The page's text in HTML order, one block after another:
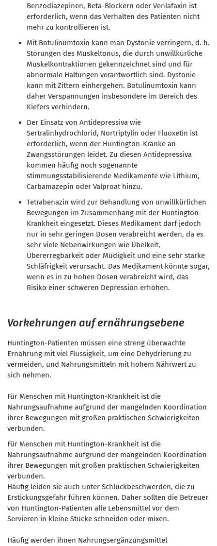
Benzodiazepinen, Beta-Blockern oder Venlafaxin ist
erforderlich, wenn das Verhalten des Patienten nicht
mehr zu kontrollieren ist.
Mit Botulinumtoxin kann man Dystonie verringern, d. h.
Störungen des Muskeltonus, die durch unwillkürliche
Muskelkontraktionen gekennzeichnet sind und für
abnormale Haltungen verantwortlich sind. Dystonie
kann mit Zittern einhergehen. Botulinumtoxin kann
daher Verspannungen insbesondere im Bereich des
Kiefers verhindern.
Der Einsatz von Antidepressiva wie
Sertralinhydrochlorid, Nortriptylin oder Fluoxetin ist
erforderlich, wenn der Huntington-Kranke an
Zwangsstörungen leidet. Zu diesen Antidepressiva
kommen häufig noch sogenannte
stimmungsstabilisierende Medikamente wie Lithium,
Carbamazepin oder Valproat hinzu.
Tetrabenazin wird zur Behandlung von unwillkürlichen
Bewegungen im Zusammenhang mit der Huntington-
Krankheit eingesetzt. Dieses Medikament darf jedoch
nur in sehr geringen Dosen verabreicht werden, da es
sehr viele Nebenwirkungen wie Übelkeit,
Übererregbarkeit oder Müdigkeit und eine sehr starke
Schläfrigkeit verursacht. Das Medikament könnte sogar,
wenn es in zu hohen Dosen verabreicht wird, das
Risiko einer schweren Depression erhöhen.
Vorkehrungen auf ernährungsebene
Huntington-Patienten müssen eine streng überwachte
Ernährung mit viel Flüssigkeit, um eine Dehydrierung zu
vermeiden, und Nahrungsmitteln mit hohem Nährwert zu
sich nehmen.
Für Menschen mit Huntington-Krankheit ist die
Nahrungsaufnahme aufgrund der mangelnden Koordination
ihrer Bewegungen mit großen praktischen Schwierigkeiten
verbunden.
Für Menschen mit Huntington-Krankheit ist die
Nahrungsaufnahme aufgrund der mangelnden Koordination
ihrer Bewegungen mit großen praktischen Schwierigkeiten
verbunden.
Häufig leiden sie auch unter Schluckbeschwerden, die zu
Erstickungsgefahr führen können. Daher sollten die Betreuer
von Huntington-Patienten alle Lebensmittel vor dem
Servieren in kleine Stücke schneiden oder mixen.
Häufig werden ihnen Nahrungsergänzungsmittel